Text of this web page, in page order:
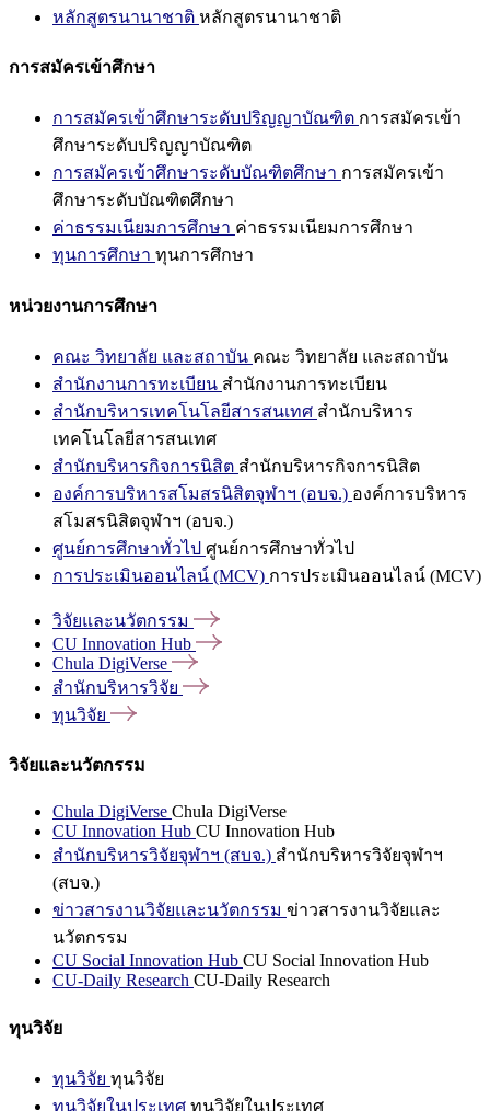
หลักสูตรนานาชาติ หลักสูตรนานาชาติ
การสมัครเข้าศึกษา
การสมัครเข้าศึกษาระดับปริญญาบัณฑิต การสมัครเข้า
ศึกษาระดับปริญญาบัณฑิต
การสมัครเข้าศึกษาระดับบัณฑิตศึกษา การสมัครเข้า
ศึกษาระดับบัณฑิตศึกษา
ค่าธรรมเนียมการศึกษา ค่าธรรมเนียมการศึกษา
ทุนการศึกษา ทุนการศึกษา
หน่วยงานการศึกษา
คณะ วิทยาลัย และสถาบัน คณะ วิทยาลัย และสถาบัน
สำนักงานการทะเบียน สำนักงานการทะเบียน
สำนักบริหารเทคโนโลยีสารสนเทศ สำนักบริหาร
เทคโนโลยีสารสนเทศ
สำนักบริหารกิจการนิสิต สำนักบริหารกิจการนิสิต
องค์การบริหารสโมสรนิสิตจุฬาฯ (อบจ.) องค์การบริหาร
สโมสรนิสิตจุฬาฯ (อบจ.)
ศูนย์การศึกษาทั่วไป ศูนย์การศึกษาทั่วไป
การประเมินออนไลน์ (MCV) การประเมินออนไลน์ (MCV)
วิจัยและนวัตกรรม
CU Innovation Hub
Chula DigiVerse
สำนักบริหารวิจัย
ทุนวิจัย
วิจัยและนวัตกรรม
Chula DigiVerse Chula DigiVerse
CU Innovation Hub CU Innovation Hub
สำนักบริหารวิจัยจุฬาฯ (สบจ.) สำนักบริหารวิจัยจุฬาฯ
(สบจ.)
ข่าวสารงานวิจัยและนวัตกรรม ข่าวสารงานวิจัยและ
นวัตกรรม
CU Social Innovation Hub CU Social Innovation Hub
CU-Daily Research CU-Daily Research
ทุนวิจัย
ทุนวิจัย ทุนวิจัย
ทุนวิจัยในประเทศ ทุนวิจัยในประเทศ